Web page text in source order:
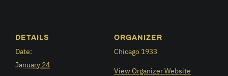
DETAILS
Date:
January 24
ORGANIZER
Chicago 1933
View Organizer Website